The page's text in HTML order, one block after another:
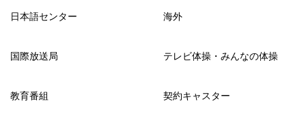
日本語センター 海外
国際放送局 テレビ体操・みんなの体操
教育番組 契約キャスター